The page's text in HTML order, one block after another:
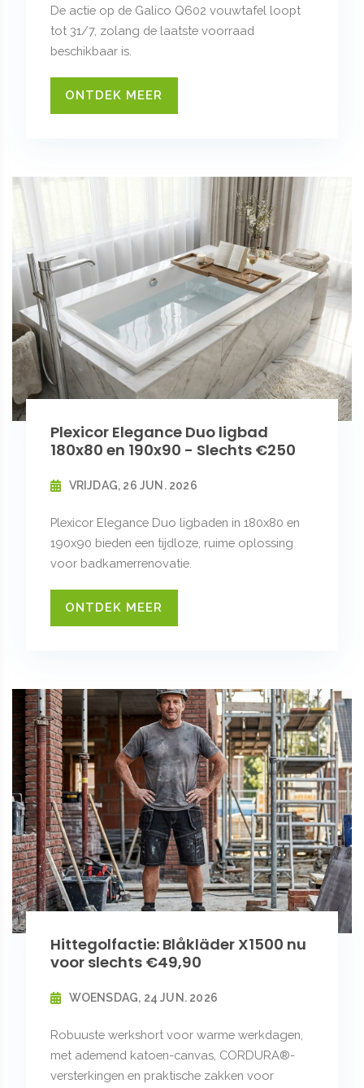
De actie op de Galico Q602 vouwtafel loopt
tot 31/7, zolang de laatste voorraad
beschikbaar is.
ONTDEK MEER
Plexicor Elegance Duo ligbad
180x80 en 190x90 - Slechts €250
VRIJDAG, 26 JUN. 2026
Plexicor Elegance Duo ligbaden in 180x80 en
190x90 bieden een tijdloze, ruime oplossing
voor badkamerrenovatie.
ONTDEK MEER
Hittegolfactie: Blåkläder X1500 nu
voor slechts €49,90
WOENSDAG, 24 JUN. 2026
Robuuste werkshort voor warme werkdagen,
met ademend katoen-canvas, CORDURA®-
versterkingen en praktische zakken voor